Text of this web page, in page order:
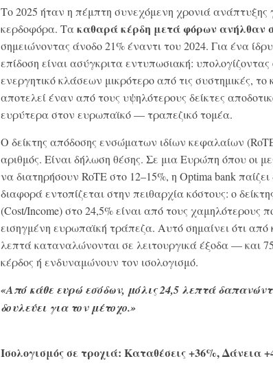
Το 2025 ήταν η πέμπτη συνεχόμενη χρονιά ανάπτυξης
κερδοφόρα. Τακαθαρά κέρδη μετά φόρων ανήλθαν
σημειώνοντας άνοδο 21% έναντι του 2024. Για ένα
επίδοση είναι ασύγκριτα εντυπωσιακή: υπολογίζοντας
ενεργητικό κλάσεων μικρότερο από τις συστημικές,
αποτελεί έναν από τους υψηλότερους δείκτες
ευρύτερα στον ευρωπαϊκό — τραπεζικό τομέα.
Ο δείκτης απόδοσης ενσώματων ιδίων κεφαλαίων
αριθμός. Είναι δήλωση θέσης. Σε μια Ευρώπη όπου οι
να διατηρήσουν RoTE στο 12–15%, η Optima bank
διαφορά εντοπίζεται στην πειθαρχία κόστους: ο
(Cost/Income) στο 24,5% είναι από τους χαμηλότερους
εισηγμένη ευρωπαϊκή τράπεζα. Αυτό σημαίνει ότι
λεπτά καταναλώνονται σε λειτουργικά έξοδα — και
κέρδος ή ενδυναμώνουν τον ισολογισμό.
«Από κάθε ευρώ εσόδων, μόλις 24,5 λεπτά
δουλεύει για τον μέτοχο.»
Ισολογισμός σε τροχιά: Καταθέσεις +36%, Δάνεια